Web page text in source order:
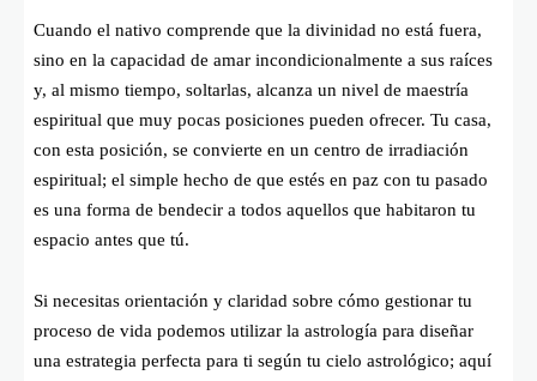
Cuando el nativo comprende que la divinidad no está fuera,
sino en la capacidad de amar incondicionalmente a sus raíces
y, al mismo tiempo, soltarlas, alcanza un nivel de maestría
espiritual que muy pocas posiciones pueden ofrecer. Tu casa,
con esta posición, se convierte en un centro de irradiación
espiritual; el simple hecho de que estés en paz con tu pasado
es una forma de bendecir a todos aquellos que habitaron tu
espacio antes que tú.
Si necesitas orientación y claridad sobre cómo gestionar tu
proceso de vida podemos utilizar la astrología para diseñar
una estrategia perfecta para ti según tu cielo astrológico; aquí